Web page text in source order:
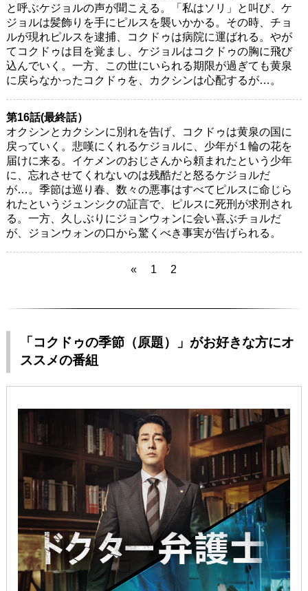
と呼ぶケジョルの声が聞こえる。「私はソリ」と叫び、ケ
ジョルは髪飾りを手にピルスを襲いかかる。その時、チョ
ルが現れピルスを逮捕、コクドゥは病院に運ばれる。やが
てコクドゥは目を覚まし、ケジョルはコクドゥの胸に飛び
込んでいく。一方、この世にいられる期限が過ぎても黄泉
に戻らなかったコクドゥを、カクシンは心配するが…。
第16話(最終話）
オクシンとカクシンに別れを告げ、コクドゥは黄泉の国に
戻っていく。悲嘆にくれるケジョルに、少年が１輪の花を
届けに来る。イケメンのおじさんから頼まれたという少年
に、忘れさせてくれないのは残酷だと怒るケジョルだ
が…。季節は巡り春、数々の悪事はすべてピルスに命じら
れたというジュンシクの証言で、ピルスに死刑が求刑され
る。一方、久しぶりにジョンウォンに会い喜ぶチョルだ
が、ジョンウォンの口から驚くべき事実が告げられる。
« 1 2
「コクドゥの季節（原題）」がお好きな方にオ
ススメの番組